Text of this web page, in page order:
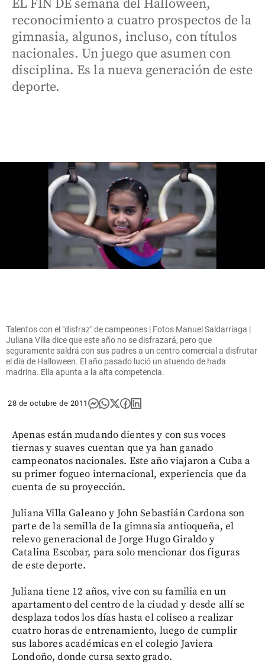
EL FIN DE semana del Halloween,
reconocimiento a cuatro prospectos de la
gimnasia, algunos, incluso, con títulos
nacionales. Un juego que asumen con
disciplina. Es la nueva generación de este
deporte.
Talentos con el "disfraz" de campeones | Fotos Manuel Saldarriaga |
Juliana Villa dice que este año no se disfrazará, pero que
seguramente saldrá con sus padres a un centro comercial a disfrutar
el día de Halloween. El año pasado lució un atuendo de hada
madrina. Ella apunta a la alta competencia.
28 de octubre de 2011
Apenas están mudando dientes y con sus voces
tiernas y suaves cuentan que ya han ganado
campeonatos nacionales. Este año viajaron a Cuba a
su primer fogueo internacional, experiencia que da
cuenta de su proyección.
Juliana Villa Galeano y John Sebastián Cardona son
parte de la semilla de la gimnasia antioqueña, el
relevo generacional de Jorge Hugo Giraldo y
Catalina Escobar, para solo mencionar dos figuras
de este deporte.
Juliana tiene 12 años, vive con su familia en un
apartamento del centro de la ciudad y desde allí se
desplaza todos los días hasta el coliseo a realizar
cuatro horas de entrenamiento, luego de cumplir
sus labores académicas en el colegio Javiera
Londoño, donde cursa sexto grado.